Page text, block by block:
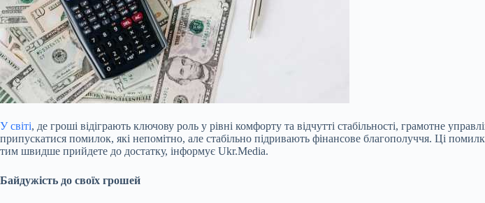
У світі, де гроші відіграють ключову роль у рівні комфорту та відчутті стабільності, грамотне
припускатися помилок, які непомітно, але стабільно підривають фінансове благополуччя. Ці
тим швидше прийдете до достатку, інформує Ukr.Media.
Байдужість до своїх грошей